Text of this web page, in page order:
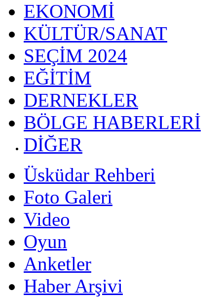
EKONOMİ
KÜLTÜR/SANAT
SEÇİM 2024
EĞİTİM
DERNEKLER
BÖLGE HABERLERİ
DİĞER
Üsküdar Rehberi
Foto Galeri
Video
Oyun
Anketler
Haber Arşivi